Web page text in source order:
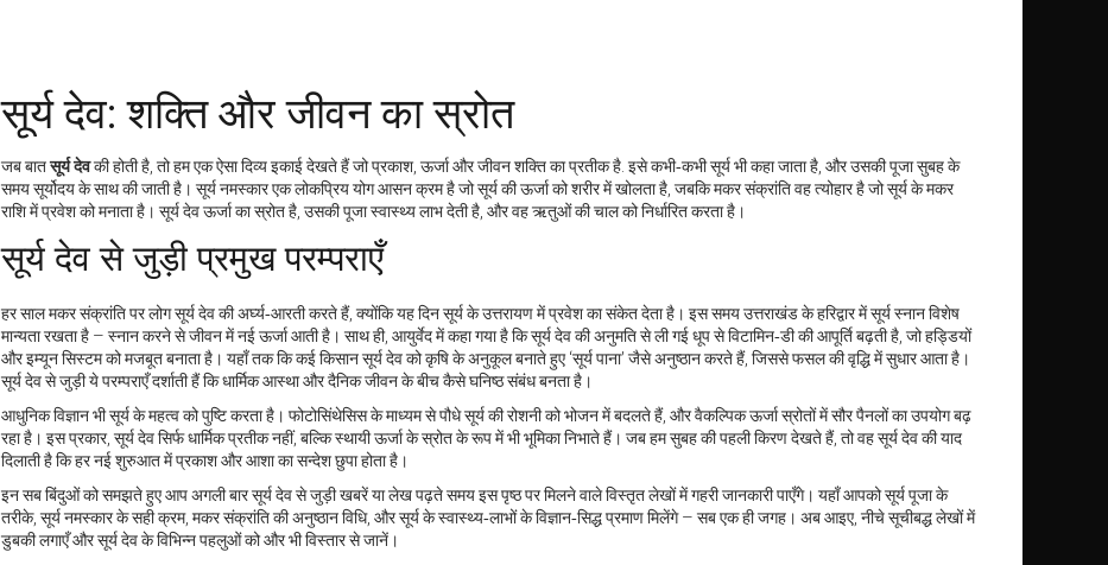
सूर्य देव: शक्ति और जीवन का स्रोत
जब बातसूर्य देवकी होती है, तो हम एक ऐसा दिव्य इकाई देखते हैं जोप्रकाश, ऊर्जा और जीवन शक्ति का प्रतीक है. इसे कभी‑कभीसूर्यभी कहा जाता है, और उसकी पूजा सुबह के
समय सूर्योदय के साथ की जाती है। सूर्य नमस्कारएक लोकप्रिय योग आसन क्रम है जो सूर्य की ऊर्जा को शरीर में खोलता है, जबकिमकर संक्रांतिवह त्योहार है जो सूर्य के मकर
राशि में प्रवेश को मनाता है। सूर्य देव ऊर्जा का स्रोत है, उसकी पूजा स्वास्थ्य लाभ देती है, और वह ऋतुओं की चाल को निर्धारित करता है।
सूर्य देव से जुड़ी प्रमुख परम्पराएँ
हर साल मकर संक्रांति पर लोग सूर्य देव की अर्घ्य‑आरती करते हैं, क्योंकि यह दिन सूर्य के उत्तरायण में प्रवेश का संकेत देता है। इस समय उत्तराखंड के हरिद्वार में सूर्य स्नान विशेष
मान्यता रखता है – स्नान करने से जीवन में नई ऊर्जा आती है। साथ ही, आयुर्वेद में कहा गया है कि सूर्य देव की अनुमति से ली गई धूप से विटामिन‑डी की आपूर्ति बढ़ती है, जो हड्डियों
और इम्यून सिस्टम को मजबूत बनाता है। यहाँ तक कि कई किसान सूर्य देव को कृषि के अनुकूल बनाते हुए ‘सूर्य पाना’ जैसे अनुष्ठान करते हैं, जिससे फसल की वृद्धि में सुधार आता है।
सूर्य देव से जुड़ी ये परम्पराएँ दर्शाती हैं कि धार्मिक आस्था और दैनिक जीवन के बीच कैसे घनिष्ठ संबंध बनता है।
आधुनिक विज्ञान भी सूर्य के महत्व को पुष्टि करता है। फोटोसिंथेसिस के माध्यम से पौधे सूर्य की रोशनी को भोजन में बदलते हैं, और वैकल्पिक ऊर्जा स्रोतों में सौर पैनलों का उपयोग बढ़
रहा है। इस प्रकार, सूर्य देव सिर्फ धार्मिक प्रतीक नहीं, बल्कि स्थायी ऊर्जा के स्रोत के रूप में भी भूमिका निभाते हैं। जब हम सुबह की पहली किरण देखते हैं, तो वह सूर्य देव की याद
दिलाती है कि हर नई शुरुआत में प्रकाश और आशा का सन्देश छुपा होता है।
इन सब बिंदुओं को समझते हुए आप अगली बार सूर्य देव से जुड़ी खबरें या लेख पढ़ते समय इस पृष्ठ पर मिलने वाले विस्तृत लेखों में गहरी जानकारी पाएँगे। यहाँ आपको सूर्य पूजा के
तरीके, सूर्य नमस्कार के सही क्रम, मकर संक्रांति की अनुष्ठान विधि, और सूर्य के स्वास्थ्य‑लाभों के विज्ञान‑सिद्ध प्रमाण मिलेंगे – सब एक ही जगह। अब आइए, नीचे सूचीबद्ध लेखों में
डुबकी लगाएँ और सूर्य देव के विभिन्न पहलुओं को और भी विस्तार से जानें।